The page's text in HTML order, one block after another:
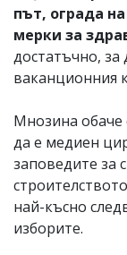
път, ограда
мерки за
достатъчно, за
ваканционния
Мнозина обаче
да е медиен
заповедите за
най-късно
изборите.